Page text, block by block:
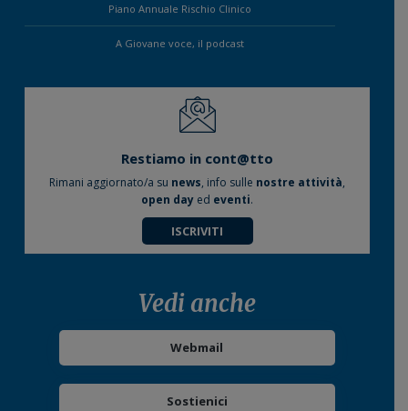
Piano Annuale Rischio Clinico
A Giovane voce, il podcast
Restiamo in cont@tto
Rimani aggiornato/a su news, info sulle nostre attività,
open day ed eventi.
ISCRIVITI
Vedi anche
Webmail
Sostienici